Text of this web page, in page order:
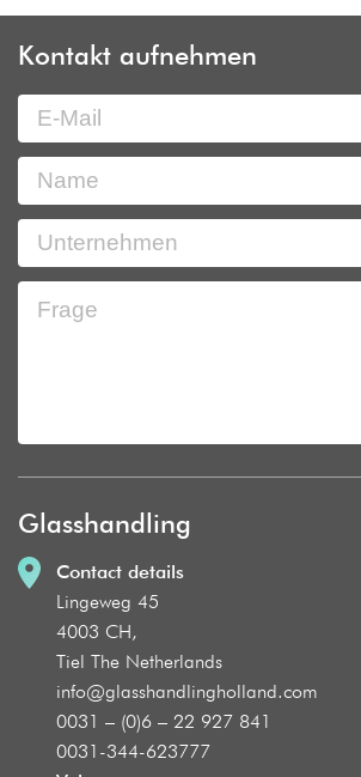
Glasshandling
Contact details
Lingeweg 45
4003 CH,
Tiel The Netherlands
info@glasshandlingholland.com
0031 – (0)6 – 22 927 841
0031-344-623777
Kontakt aufnehmen